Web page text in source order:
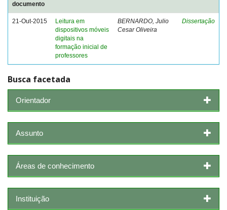
documento
21-Out-2015
Leitura em
dispositivos móveis
digitais na
formação inicial de
professores
BERNARDO, Julio
Cesar Oliveira
Dissertação
Busca facetada
Orientador
Assunto
Áreas de conhecimento
Instituição